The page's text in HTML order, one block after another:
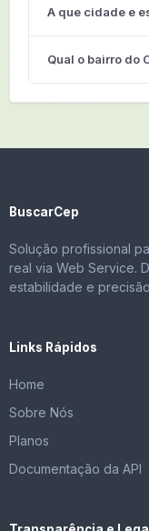
A que cidade e
Qual o bairro do
BuscarCep
Solução profissional
real via Web Service.
estabilidade e
Links Rápidos
Home
Sobre Nós
Planos
Documentação da API